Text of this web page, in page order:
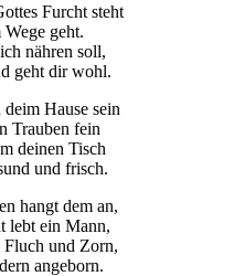
Furcht steht
geht.
nähren soll,
geht dir wohl.
Hause sein
Trauben fein
deinen Tisch
und frisch.
hangt dem an,
lebt ein Mann,
Fluch und Zorn,
angeborn.